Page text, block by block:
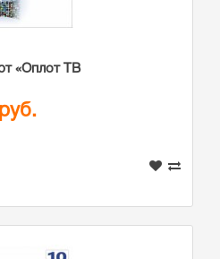
«Оплот ТВ